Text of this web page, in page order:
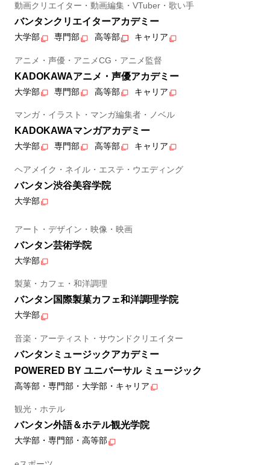
動画クリエイター・動画編集・VTuber・歌い手
バンタンクリエイターアカデミー
大学部 専門部 高等部 キャリア
アニメ・声優・アニメCG・アニメ監督
KADOKAWAアニメ・声優アカデミー
大学部 専門部 高等部 キャリア
マンガ・イラスト・マンガ編集者・ノベル
KADOKAWAマンガアカデミー
大学部 専門部 高等部 キャリア
ヘアメイク・ネイル・エステ・ウエディング
バンタン渋谷美容学院
大学部
アート・デザイン・映像・映画
バンタン芸術学院
大学部
製菓・カフェ・和洋調理
バンタン国際製菓カフェ和洋調理学院
大学部
音楽・アーティスト・サウンドクリエイター
バンタンミュージックアカデミー
POWERED BY ユニバーサル ミュージック
高等部・専門部・大学部・キャリア
観光・ホテル
バンタン外語＆ホテル観光学院
大学部・専門部・高等部